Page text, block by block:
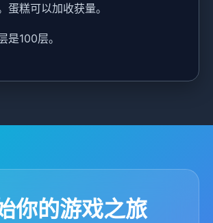
蛋糕可以加收获量。
是100层。
你的游戏之旅